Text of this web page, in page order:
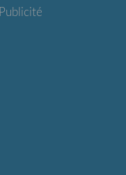
Publicité